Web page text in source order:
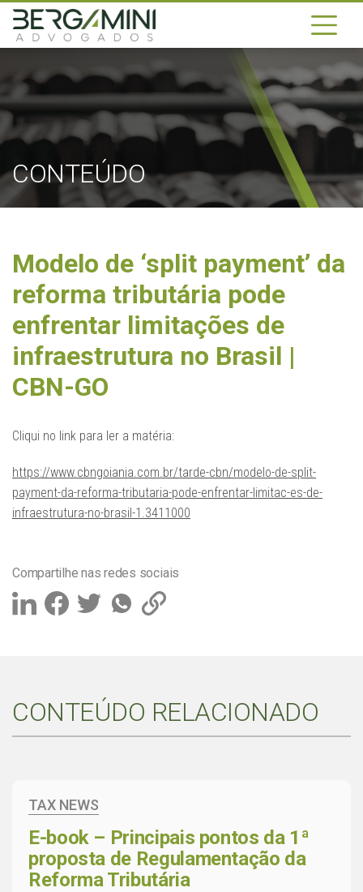
CONTEÚDO
Modelo de ‘split payment’ da
reforma tributária pode
enfrentar limitações de
infraestrutura no Brasil |
CBN-GO
Cliqui no link para ler a matéria:
https://www.cbngoiania.com.br/tarde-cbn/modelo-de-split-
payment-da-reforma-tributaria-pode-enfrentar-limitac-es-de-
infraestrutura-no-brasil-1.3411000
Compartilhe nas redes sociais
CONTEÚDO RELACIONADO
TAX NEWS
E-book – Principais pontos da 1ª
proposta de Regulamentação da
Reforma Tributária